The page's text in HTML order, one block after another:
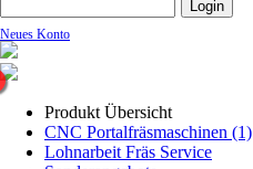
Neues Konto
Produkt Übersicht
CNC Portalfräsmaschinen (1)
Lohnarbeit Fräs Service